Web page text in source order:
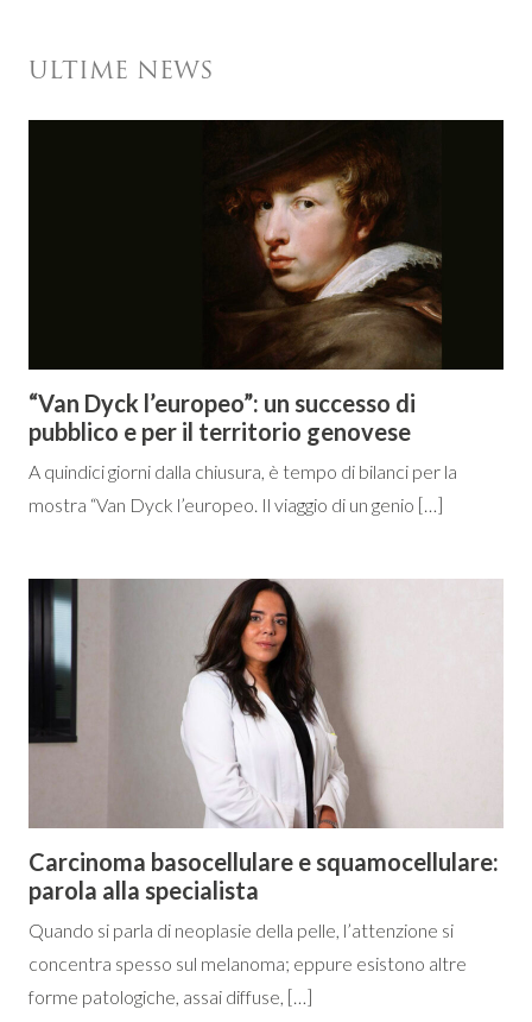
ULTIME NEWS
“Van Dyck l’europeo”: un successo di
pubblico e per il territorio genovese
A quindici giorni dalla chiusura, è tempo di bilanci per la
mostra “Van Dyck l’europeo. Il viaggio di un genio […]
Carcinoma basocellulare e squamocellulare:
parola alla specialista
Quando si parla di neoplasie della pelle, l’attenzione si
concentra spesso sul melanoma; eppure esistono altre
forme patologiche, assai diffuse, […]